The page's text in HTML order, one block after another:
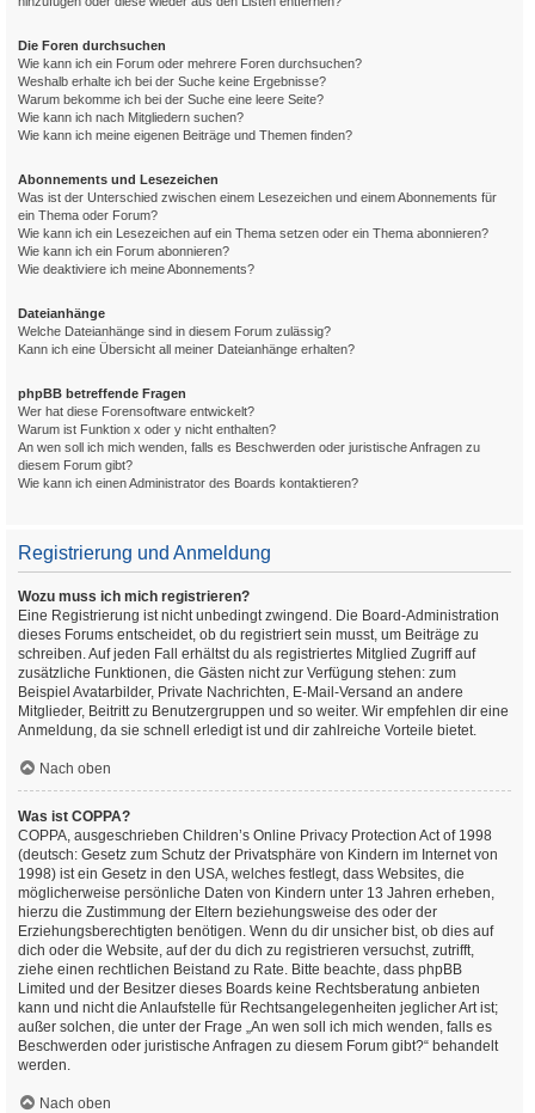
Die Foren durchsuchen
Wie kann ich ein Forum oder mehrere Foren durchsuchen?
Weshalb erhalte ich bei der Suche keine Ergebnisse?
Warum bekomme ich bei der Suche eine leere Seite?
Wie kann ich nach Mitgliedern suchen?
Wie kann ich meine eigenen Beiträge und Themen finden?
Abonnements und Lesezeichen
Was ist der Unterschied zwischen einem Lesezeichen und einem Abonnements für
ein Thema oder Forum?
Wie kann ich ein Lesezeichen auf ein Thema setzen oder ein Thema abonnieren?
Wie kann ich ein Forum abonnieren?
Wie deaktiviere ich meine Abonnements?
Dateianhänge
Welche Dateianhänge sind in diesem Forum zulässig?
Kann ich eine Übersicht all meiner Dateianhänge erhalten?
phpBB betreffende Fragen
Wer hat diese Forensoftware entwickelt?
Warum ist Funktion x oder y nicht enthalten?
An wen soll ich mich wenden, falls es Beschwerden oder juristische Anfragen zu
diesem Forum gibt?
Wie kann ich einen Administrator des Boards kontaktieren?
Registrierung und Anmeldung
Wozu muss ich mich registrieren?
Eine Registrierung ist nicht unbedingt zwingend. Die Board-Administration
dieses Forums entscheidet, ob du registriert sein musst, um Beiträge zu
schreiben. Auf jeden Fall erhältst du als registriertes Mitglied Zugriff auf
zusätzliche Funktionen, die Gästen nicht zur Verfügung stehen: zum
Beispiel Avatarbilder, Private Nachrichten, E-Mail-Versand an andere
Mitglieder, Beitritt zu Benutzergruppen und so weiter. Wir empfehlen dir eine
Anmeldung, da sie schnell erledigt ist und dir zahlreiche Vorteile bietet.
Nach oben
Was ist COPPA?
COPPA, ausgeschrieben Children’s Online Privacy Protection Act of 1998
(deutsch: Gesetz zum Schutz der Privatsphäre von Kindern im Internet von
1998) ist ein Gesetz in den USA, welches festlegt, dass Websites, die
möglicherweise persönliche Daten von Kindern unter 13 Jahren erheben,
hierzu die Zustimmung der Eltern beziehungsweise des oder der
Erziehungsberechtigten benötigen. Wenn du dir unsicher bist, ob dies auf
dich oder die Website, auf der du dich zu registrieren versuchst, zutrifft,
ziehe einen rechtlichen Beistand zu Rate. Bitte beachte, dass phpBB
Limited und der Besitzer dieses Boards keine Rechtsberatung anbieten
kann und nicht die Anlaufstelle für Rechtsangelegenheiten jeglicher Art ist;
außer solchen, die unter der Frage „An wen soll ich mich wenden, falls es
Beschwerden oder juristische Anfragen zu diesem Forum gibt?“ behandelt
werden.
Nach oben